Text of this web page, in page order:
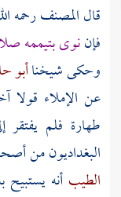
قالالمصنفرحمه
فإننوى بتيممه
وحكى شيخناأبو
عن الإملاء قولا
طهارة فلم
البغداديون من
الطيبأنه